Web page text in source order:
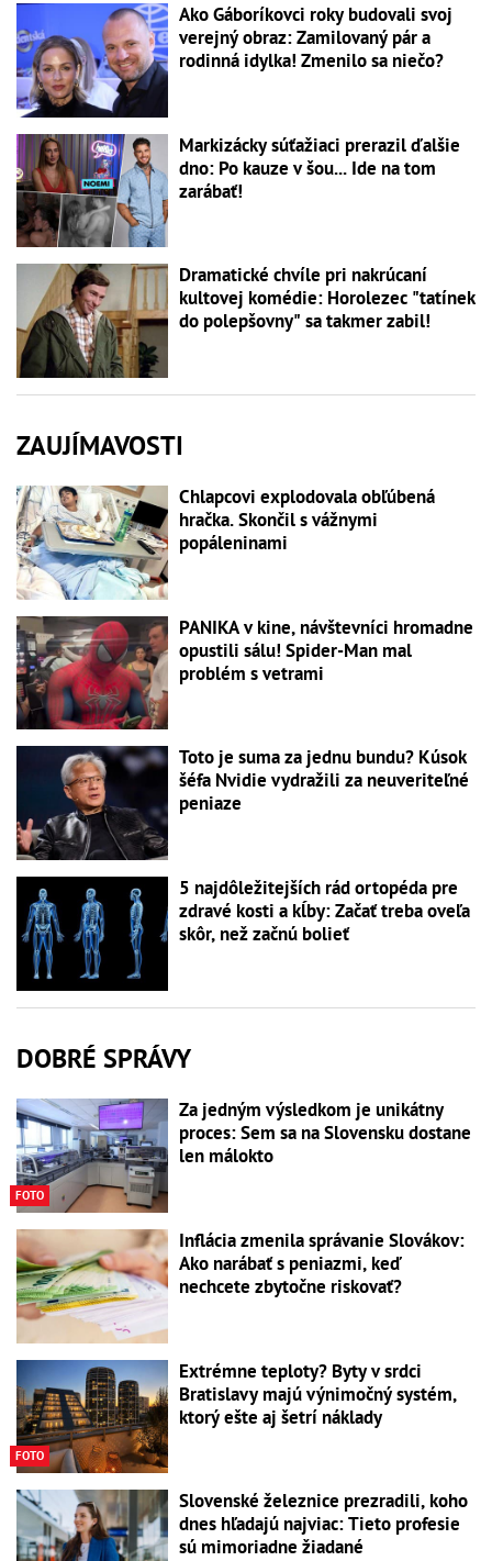
Ako Gáboríkovci roky budovali svoj
verejný obraz: Zamilovaný pár a
rodinná idylka! Zmenilo sa niečo?
Markizácky súťažiaci prerazil ďalšie
dno: Po kauze v šou... Ide na tom
zarábať!
Dramatické chvíle pri nakrúcaní
kultovej komédie: Horolezec "tatínek
do polepšovny" sa takmer zabil!
ZAUJÍMAVOSTI
Chlapcovi explodovala obľúbená
hračka. Skončil s vážnymi
popáleninami
PANIKA v kine, návštevníci hromadne
opustili sálu! Spider-Man mal
problém s vetrami
Toto je suma za jednu bundu? Kúsok
šéfa Nvidie vydražili za neuveriteľné
peniaze
5 najdôležitejších rád ortopéda pre
zdravé kosti a kĺby: Začať treba oveľa
skôr, než začnú bolieť
DOBRÉ SPRÁVY
FOTO
Za jedným výsledkom je unikátny
proces: Sem sa na Slovensku dostane
len málokto
Inflácia zmenila správanie Slovákov:
Ako narábať s peniazmi, keď
nechcete zbytočne riskovať?
FOTO
Extrémne teploty? Byty v srdci
Bratislavy majú výnimočný systém,
ktorý ešte aj šetrí náklady
Slovenské železnice prezradili, koho
dnes hľadajú najviac: Tieto profesie
sú mimoriadne žiadané